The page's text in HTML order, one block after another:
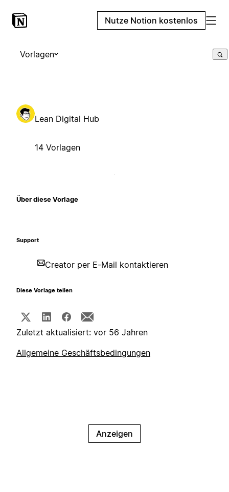
Nutze Notion kostenlos
Vorlagen
Lean Digital Hub
14 Vorlagen
Über diese Vorlage
Support
Creator per E-Mail kontaktieren
Diese Vorlage teilen
Zuletzt aktualisiert: vor 56 Jahren
Allgemeine Geschäftsbedingungen
Anzeigen